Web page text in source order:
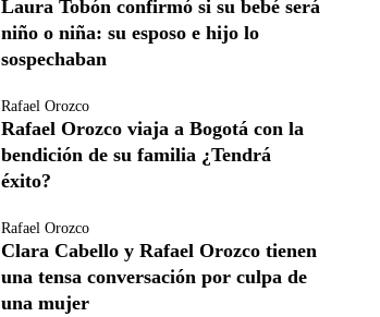
Laura Tobón confirmó si su bebé será
niño o niña: su esposo e hijo lo
sospechaban
Rafael Orozco
Rafael Orozco viaja a Bogotá con la
bendición de su familia ¿Tendrá
éxito?
Rafael Orozco
Clara Cabello y Rafael Orozco tienen
una tensa conversación por culpa de
una mujer